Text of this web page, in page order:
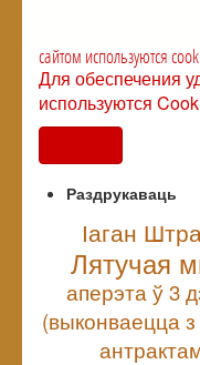
сайтом используются
Для обеспечения
используются
Раздрукаваць
Іаган
Лятучая
аперэта ў 3
(выконваецца